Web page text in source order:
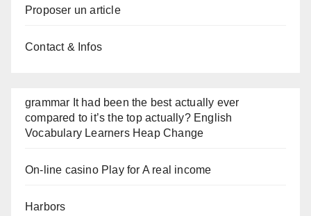
Proposer un article
Contact & Infos
grammar It had been the best actually ever
compared to it’s the top actually? English
Vocabulary Learners Heap Change
On-line casino Play for A real income
Harbors